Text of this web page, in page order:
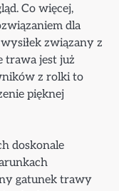
Co więcej,
dla
związany z
trawa jest już
z rolki to
pięknej
doskonale
gatunek trawy